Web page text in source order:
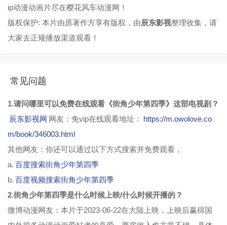
ip动漫动画片尽在樱花风车动漫网！
版权保护: 本片由原著作方享有版权，由辰东影视整理收集，请
大家去正规播放渠道观看！
常见问题
1.请问哪里可以免费在线观看《街角少年第四季》这部电视剧？
辰东影视网 网友：免vip在线观看地址： https://m.owolove.co
m/book/346003.html
其他网友：你还可以通过以下方式搜索并免费观看，
a. 百度搜索街角少年第四季
b. 百度视频搜索街角少年第四季
2.街角少年第四季是什么时候上映/什么时候开播的？
微博动漫网友：本片于2023-06-22在大陆上映，上映后赢得国